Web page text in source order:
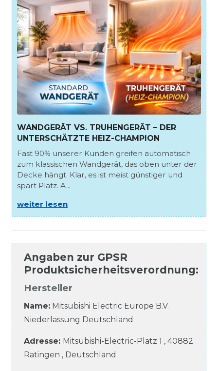
WANDGERÄT VS. TRUHENGERÄT – DER
UNTERSCHÄTZTE HEIZ-CHAMPION
Fast 90% unserer Kunden greifen automatisch
zum klassischen Wandgerät, das oben unter der
Decke hängt. Klar, es ist meist günstiger und
spart Platz. A...
weiter lesen
Angaben zur GPSR
Produktsicherheitsverordnung:
Hersteller
Name: Mitsubishi Electric Europe B.V.
Niederlassung Deutschland
Adresse: Mitsubishi-Electric-Platz 1 , 40882
Ratingen , Deutschland